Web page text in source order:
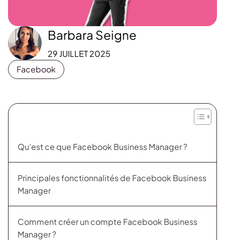
Barbara Seigne
29 JUILLET 2025
Facebook
Qu’est ce que Facebook Business Manager ?
Principales fonctionnalités de Facebook Business
Manager
Comment créer un compte Facebook Business
Manager ?